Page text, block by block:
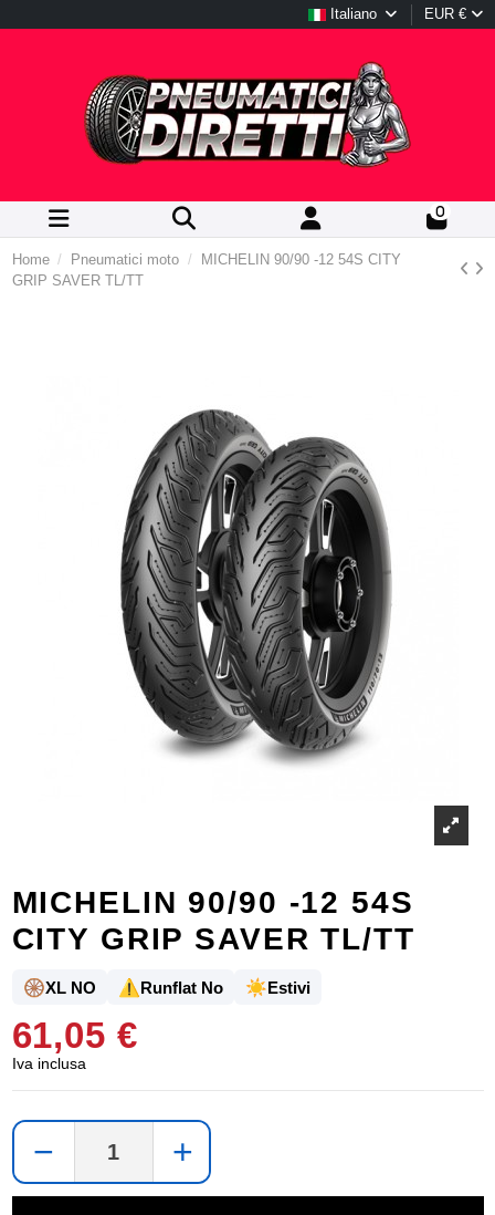
Italiano EUR €
0
Home Pneumatici moto
MICHELIN 90/90 -12 54S CITY
GRIP SAVER TL/TT
MICHELIN 90/90 -12 54S
CITY GRIP SAVER TL/TT
🛞XL NO ⚠️Runflat No ☀️Estivi
61,05 €
Iva inclusa
− +